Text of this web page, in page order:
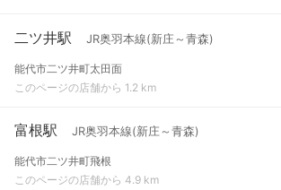
二ツ井駅 JR奥羽本線(新庄～青森)
能代市二ツ井町太田面
このページの店舗から 1.2 km
富根駅 JR奥羽本線(新庄～青森)
能代市二ツ井町飛根
このページの店舗から 4.9 km